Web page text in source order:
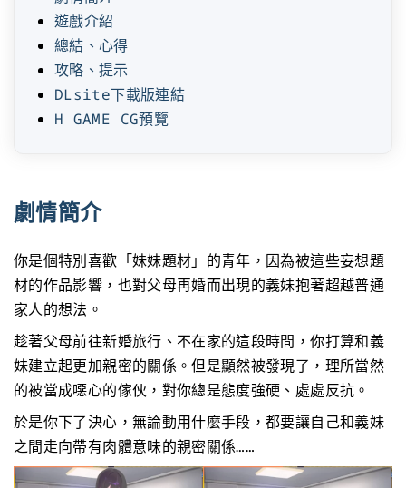
遊戲介紹
總結、心得
攻略、提示
DLsite下載版連結
H GAME CG預覽
劇情簡介
你是個特別喜歡「妹妹題材」的青年，因為被這些妄想題
材的作品影響，也對父母再婚而出現的義妹抱著超越普通
家人的想法。
趁著父母前往新婚旅行、不在家的這段時間，你打算和義
妹建立起更加親密的關係。但是顯然被發現了，理所當然
的被當成噁心的傢伙，對你總是態度強硬、處處反抗。
於是你下了決心，無論動用什麼手段，都要讓自己和義妹
之間走向帶有肉體意味的親密關係……